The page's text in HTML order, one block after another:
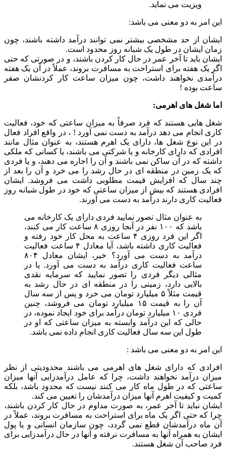
ویزیت می نماید.
این امر به دو معنی می باشد:
ایشان از حد مشخصی بیشتر نمی توانند درآمد داشته باشند، چون
زمان ایشان در طول یک شبانه روز محدود است.
ایشان باید تا آخر عمر در حال کار کردن باشند، و در صورتی که حتی
اگر یک هفته برای استراحت به مسافرت بروند، عملاً در آن یک هفته
درآمدی نخواهند داشت، چون میزان ساعت کار کردنشان صفر
ساعت بوده !
اما شغل های اهرمی:
شغل هایی هستند که فرد صرفاً به میزان ساعتی که خود، فعالیت
کاری انجام می دهد درآمد به دست نمی آورد ! ، در واقع افراد فعال
در این نوع شغل ها، دارای یک اهرم هستند، به عنوان مثال مانند
افرادی که دارای کارخانه و یا شرکتی می باشند، یا کسانی که ملکی
داشته که در آن ساکن نمی باشند و آن را اجاره می دهند، و یا فردی
که یک زمین در منطقه ای در حال رشد را می خرد و آن را بعد از
چند سال که افزایش قیمت مطلوبی داشت می فروشد. ایشان
افرادی هستند که بیش از میزان ساعتی که خود در طول شبانه روز
فعالیت کاری دارند درآمد به دست می آورند.
به عنوان مثال تصور نمایید فردی دارای یک کارخانه می
باشد که ۱۰۰ نفر در آنجا روزی ۸ ساعت کار می کنند،
اگر این فرد روزی ۴ ساعت به محل کار خود رفته و
فعالیت کاری داشته باشد، آیا معادل ۴ ساعت فعالیت
درآمد به دست می آورد؟ خیر، ایشان معادل ۸۰۴
ساعت فعالیت کاری درآمد به دست می آورد. یا در
مثالی دیگر فردی را تصور نمایید که سرمایه نقدی
بالایی دارد، زمینی را در منطقه ای در حال رشد به
قیمت مثلاً ۵ میلیارد تومان می خرد و پس از سه سال
آن را به قیمت ۱۵ میلیارد تومان می فروشد، چنین
فردی ۱۰ میلیارد تومان درآمد برای خود ایجاد نموده، در
حالی که این درآمد وابسته به میزان ساعتی که او در
طول این سه سال فعالیت کاری انجام داده نمی باشد.
این امر به دو معنی می باشد :
افرادی که دارای شغل های اهرمی می باشند محدودیتی از نظر
میزان درآمد نخواهند داشت، چرا که عامل درآمدزایی آنها میزان
ساعتی که در طول ماه کار می کنند نیست که محدود باشد، بلکه
کمیت و کیفیت اهرم آنها میزان درآمدشان را تعیین می کند.
ایشان نباید تا آخر عمر، به صورت مداوم در حال کار کردن باشند،
چرا که حتی اگر یک ماه برای استراحت به مسافرت بروند، عملاً در
آن ماه درآمدشان قطع نمی گردد، چون سازمان انسانی و یا پول
ایشان به همراه آنها به مسافرت نرفته و آنها در حال درآمدزایی برای
فرد صاحب آن شغل هستند.